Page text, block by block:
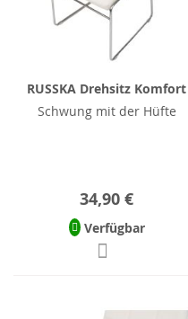
RUSSKA Drehsitz Komfort
Schwung mit der Hüfte
34,90 €
Verfügbar